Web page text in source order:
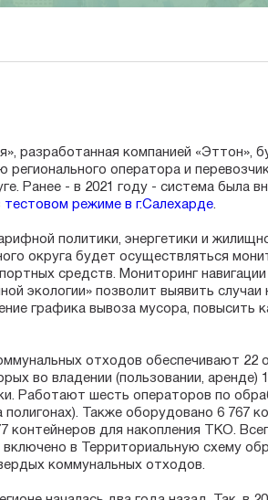
разработанная компанией «Эттон»,
регионального оператора и
Ранее - в 2021 году - система была
тестовом режиме в г.Салехарде.
политики, энергетики и
округа будет осуществляться
средств. Мониторинг
экологии» позволит выявить
графика вывоза мусора, повысить
отходов обеспечивают 22
во владении (пользовании, аренде)
Работают шесть операторов по
Также оборудовано 6 767
контейнеров для накопления ТКО.
включено в Территориальную схему
коммунальных отходов.